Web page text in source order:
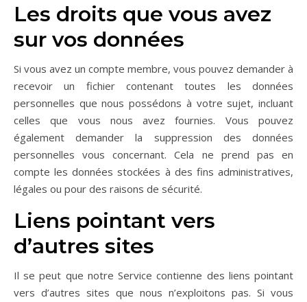
Les droits que vous avez
sur vos données
Si vous avez un compte membre, vous pouvez demander à
recevoir un fichier contenant toutes les données
personnelles que nous possédons à votre sujet, incluant
celles que vous nous avez fournies. Vous pouvez
également demander la suppression des données
personnelles vous concernant. Cela ne prend pas en
compte les données stockées à des fins administratives,
légales ou pour des raisons de sécurité.
Liens pointant vers
d’autres sites
Il se peut que notre Service contienne des liens pointant
vers d’autres sites que nous n’exploitons pas. Si vous